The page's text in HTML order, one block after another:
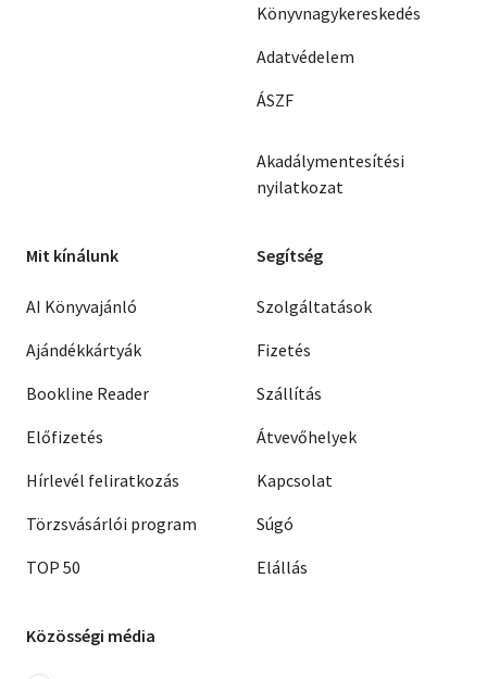
Könyvnagykereskedés
Adatvédelem
ÁSZF
Akadálymentesítési
nyilatkozat
Mit kínálunk
AI Könyvajánló
Ajándékkártyák
Bookline Reader
Előfizetés
Hírlevél feliratkozás
Törzsvásárlói program
TOP 50
Segítség
Szolgáltatások
Fizetés
Szállítás
Átvevőhelyek
Kapcsolat
Súgó
Elállás
Közösségi média